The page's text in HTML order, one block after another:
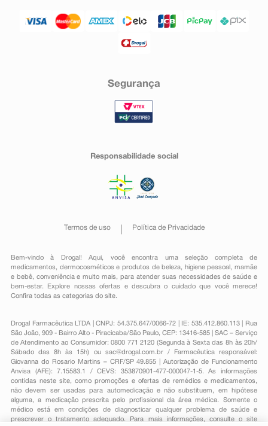
Segurança
Responsabilidade social
Termos de uso Política de Privacidade
Bem-vindo à Drogal! Aqui, você encontra uma seleção completa de
medicamentos , dermocosméticos e produtos de beleza, higiene pessoal ,mamãe
e bebê, conveniênciae muito mais, para atender suas necessidades de saúde e
bem-estar. Explore nossas ofertas e descubra o cuidado que você merece!
Confira todas as categorias do site.
Drogal Farmacêutica LTDA | CNPJ: 54.375.647/0066-72 | IE: 535.412.860.113 | Rua
São João, 909 - Bairro Alto - Piracicaba/São Paulo, CEP: 13416-585 | SAC – Serviço
de Atendimento ao Consumidor: 0800 771 2120 (Segunda à Sexta das 8h às 20h/
Sábado das 8h às 15h) ou sac@drogal.com.br/ Farmacêutica responsável:
Giovanna do Rosario Martins – CRF/SP 49.855 | Autorização de Funcionamento
Anvisa (AFE): 7.15583.1 / CEVS: 353870901-477-000047-1-5. As informações
contidas neste site, como promoções e ofertas de remédios e medicamentos,
não devem ser usadas para automedicação e não substituem, em hipótese
alguma, a medicação prescrita pelo profissional da área médica. Somente o
médico está em condições de diagnosticar qualquer problema de saúde e
prescrever o tratamento adequado. Para mais informações, consulte o site